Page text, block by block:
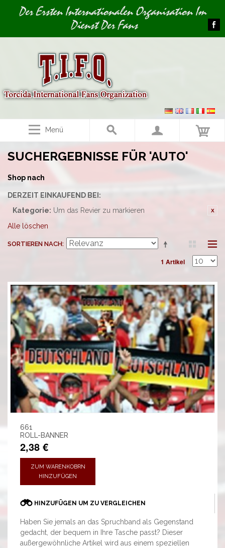
Image 01Der Ersten Internationalen Organisation Im
Dienst Der Fans
Menü
SUCHERGEBNISSE FÜR 'AUTO'
Shop nach
DERZEIT EINKAUFEND BEI:
Kategorie: Um das Revier zu markieren
Alle löschen
SORTIEREN NACH
1 Artikel
661
ROLL-BANNER
2,38 €
ZUM WARENKOBRN
HINZUFÜGEN
HINZUFÜGEN UM ZU VERGLEICHEN
Haben Sie jemals an das Spruchband als Gegenstand
gedacht, der bequem in Ihre Tasche passt? Dieser
außergewöhnliche Artikel wird aus einem speziellen